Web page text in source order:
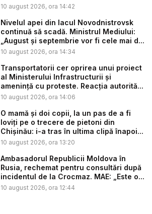
10 august 2026, ora 14:42
Nivelul apei din lacul Novodnistrovsk
continuă să scadă. Ministrul Mediului:
„August și septembrie vor fi cele mai d...
10 august 2026, ora 14:34
Transportatorii cer oprirea unui proiect
al Ministerului Infrastructurii și
amenință cu proteste. Reacția autorită...
10 august 2026, ora 14:06
O mamă și doi copii, la un pas de a fi
loviți pe o trecere de pietoni din
Chișinău: i-a tras în ultima clipă înapoi...
10 august 2026, ora 13:20
Ambasadorul Republicii Moldova în
Rusia, rechemat pentru consultări după
incidentul de la Crocmaz. MAE: „Este o...
10 august 2026, ora 12:44